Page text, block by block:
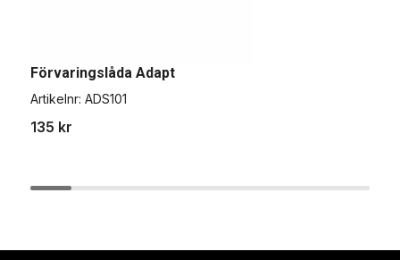
Förvaringslåda Adapt
Artikelnr: ADS101
135 kr